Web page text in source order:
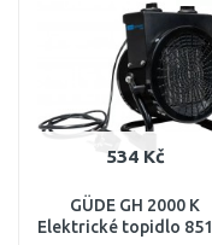
Porovnat
534 Kč
GÜDE GH 2000 K
Elektrické topidlo